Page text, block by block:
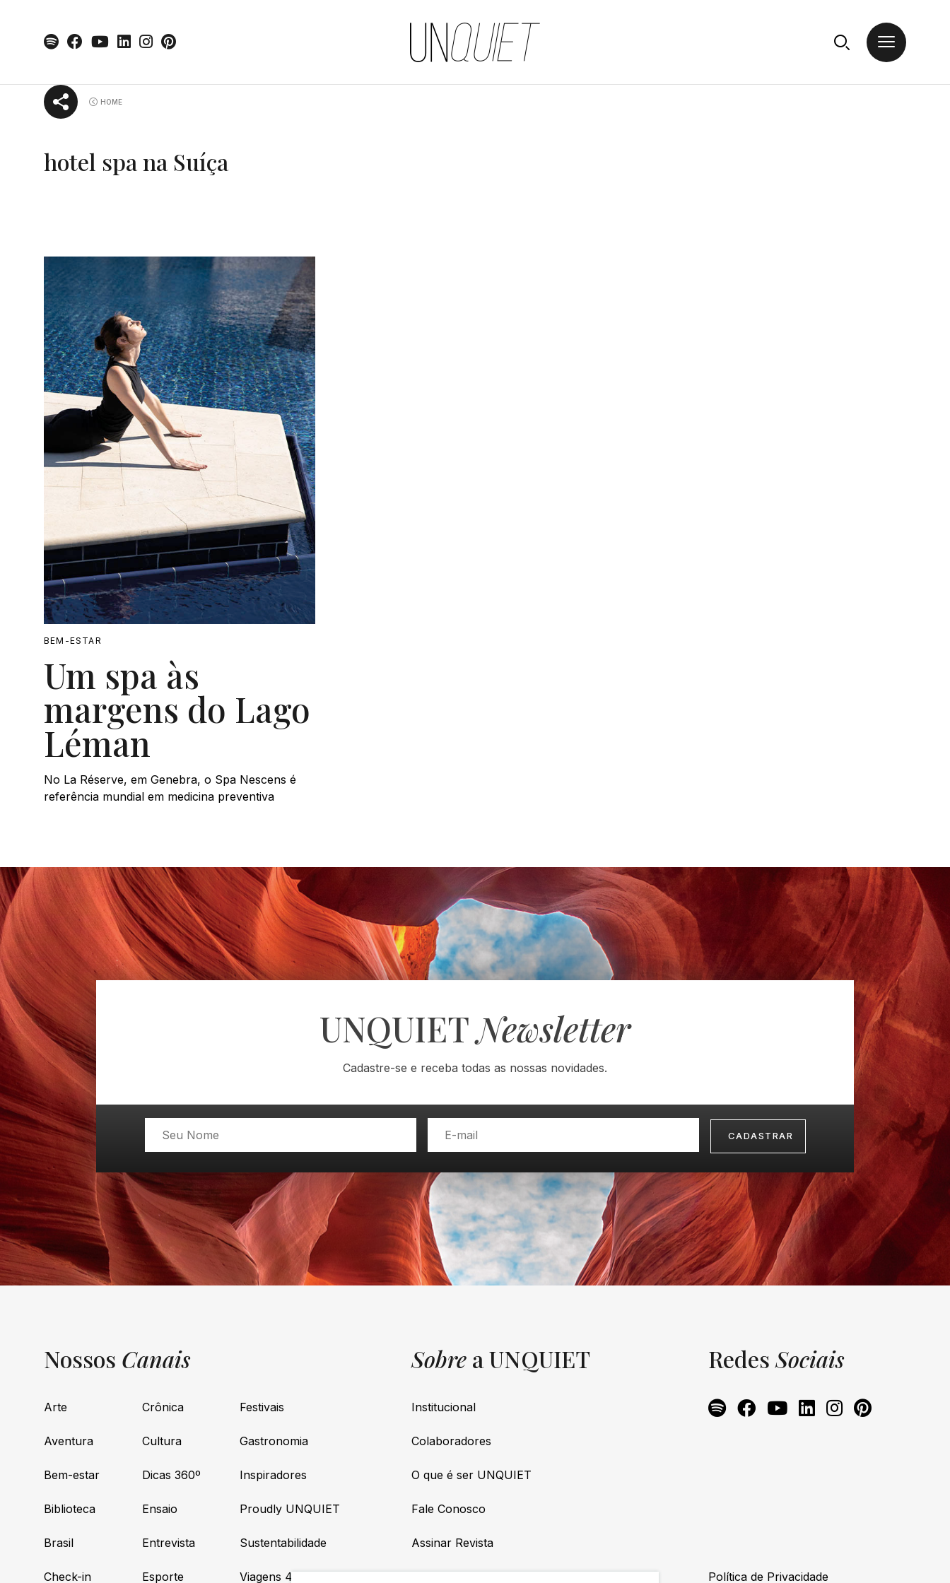
UNQUIET
HOME
hotel spa na Suíça
BEM-ESTAR
Um spa às
margens do Lago
Léman
No La Réserve, em Genebra, o Spa Nescens é
referência mundial em medicina preventiva
UNQUIETNewsletter
Cadastre-se e receba todas as nossas novidades.
Nossos Canais
Arte
Aventura
Bem-estar
Biblioteca
Brasil
Check-in
Crônica
Cultura
Dicas 360º
Ensaio
Entrevista
Esporte
Festivais
Gastronomia
Inspiradores
Proudly UNQUIET
Sustentabilidade
Viagens 4×4
Sobre a UNQUIET
Institucional
Colaboradores
O que é ser UNQUIET
Fale Conosco
Assinar Revista
RedesSociais
Política de Privacidade